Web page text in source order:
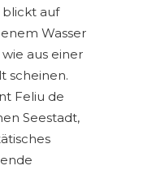
auf
Wasser
wie aus einer
scheinen.
Feliu de
Seestadt,